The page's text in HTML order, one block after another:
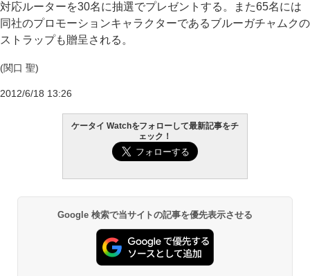
対応ルーターを30名に抽選でプレゼントする。また65名には
同社のプロモーションキャラクターであるブルーガチャムクの
ストラップも贈呈される。
(関口 聖)
2012/6/18 13:26
ケータイ Watchをフォローして最新記事をチ
ェック！
Google 検索で当サイトの記事を優先表示させる